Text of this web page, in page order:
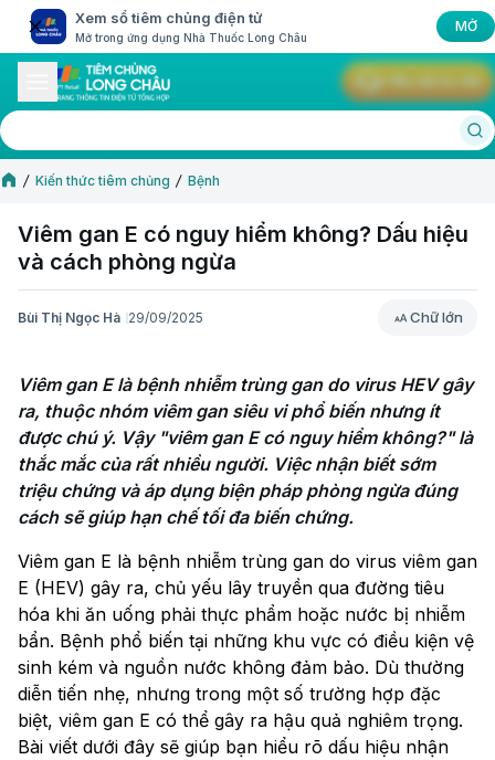
Xem sổ tiêm chủng điện tử
Mở trong ứng dụng Nhà Thuốc Long Châu
MỞ
Kiến thức tiêm chủng Bệnh
Viêm gan E có nguy hiểm không? Dấu hiệu
và cách phòng ngừa
Bùi Thị Ngọc Hà 29/09/2025 Chữ lớn
Chữ lớn
Viêm gan E là bệnh nhiễm trùng gan do virus HEV gây
ra, thuộc nhóm viêm gan siêu vi phổ biến nhưng ít
được chú ý. Vậy "viêm gan E có nguy hiểm không?" là
thắc mắc của rất nhiều người. Việc nhận biết sớm
triệu chứng và áp dụng biện pháp phòng ngừa đúng
cách sẽ giúp hạn chế tối đa biến chứng.
Viêm gan E là bệnh nhiễm trùng gan do virus viêm gan
E (HEV) gây ra, chủ yếu lây truyền qua đường tiêu
hóa khi ăn uống phải thực phẩm hoặc nước bị nhiễm
bẩn. Bệnh phổ biến tại những khu vực có điều kiện vệ
sinh kém và nguồn nước không đảm bảo. Dù thường
diễn tiến nhẹ, nhưng trong một số trường hợp đặc
biệt, viêm gan E có thể gây ra hậu quả nghiêm trọng.
Bài viết dưới đây sẽ giúp bạn hiểu rõ dấu hiệu nhận